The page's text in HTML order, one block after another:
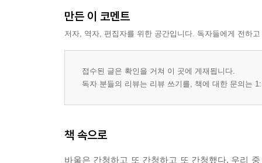
37 자족하는 비결을 배우기를 기도합니다
39 주님의 신실하심을 잊지 않기를 기도합니다
만든 이 코멘트
저자, 역자, 편집자를 위한 공간입니다. 독자들에게 전하
접수된 글은 확인을 거쳐 이 곳에 게재됩니다.
독자 분들의 리뷰는 리뷰 쓰기를, 책에 대한 문의는
책 속으로
바울은 간청하고 또 간청하고 또 간청했다. 우리